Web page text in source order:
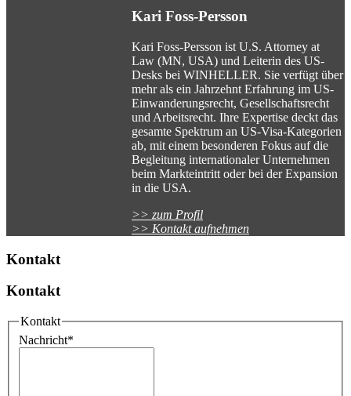
Kari Foss-Persson
Kari Foss-Persson ist U.S. Attorney at
Law (MN, USA) und Leiterin des US-
Desks bei WINHELLER. Sie verfügt über
mehr als ein Jahrzehnt Erfahrung im US-
Einwanderungsrecht, Gesellschaftsrecht
und Arbeitsrecht. Ihre Expertise deckt das
gesamte Spektrum an US-Visa-Kategorien
ab, mit einem besonderen Fokus auf die
Begleitung internationaler Unternehmen
beim Markteintritt oder bei der Expansion
in die USA.
>> zum Profil
>> Kontakt aufnehmen
Kontakt
Kontakt
Kontakt
Nachricht*